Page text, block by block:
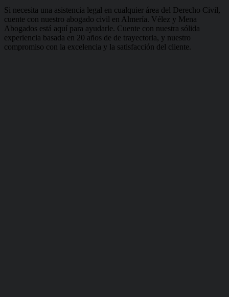
Si necesita una asistencia legal en cualquier área del Derecho Civil,
cuente con nuestro abogado civil en Almería. Vélez y Mena
Abogados está aquí para ayudarle. Cuente con nuestra sólida
experiencia basada en 20 años de de trayectoria, y nuestro
compromiso con la excelencia y la satisfacción del cliente.